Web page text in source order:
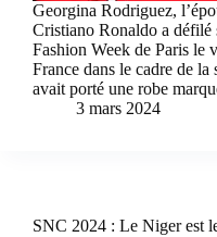
Georgina Rodriguez,
Cristiano Ronaldo a défilé
Fashion Week de Paris le
France dans le cadre de
avait porté une robe
3 mars 2024
SNC 2024 : Le Niger est